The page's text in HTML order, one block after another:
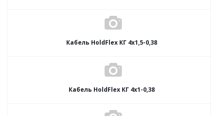
Кабель HoldFlex КГ 4x1,5-0,38
Кабель HoldFlex КГ 4x1-0,38